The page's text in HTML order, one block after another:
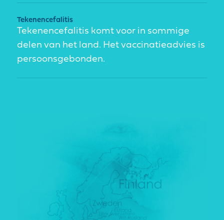
Tekenencefalitis
Tekenencefalitis komt voor in sommige
delen van het land. Het vaccinatieadvies is
persoonsgebonden.